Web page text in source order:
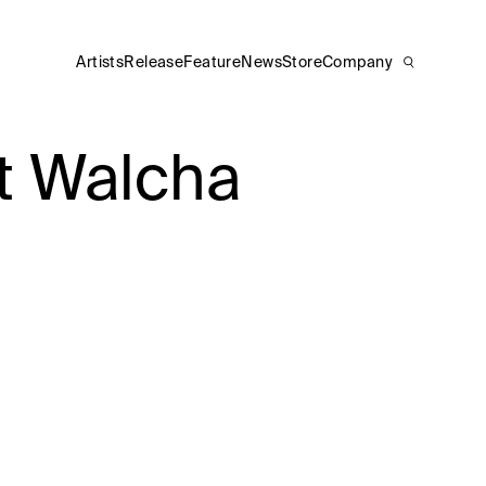
Walcha
ArtistsReleaseFeature NewsStoreCompany